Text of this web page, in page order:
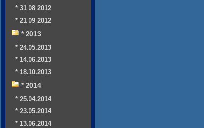
* 31 08 2012
* 21 09 2012
* 2013
* 24.05.2013
* 14.06.2013
* 18.10.2013
* 2014
* 25.04.2014
* 23.05.2014
* 13.06.2014